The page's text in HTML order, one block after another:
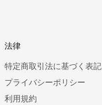
法律
特定商取引法に基づく表記
プライバシーポリシー
利用規約